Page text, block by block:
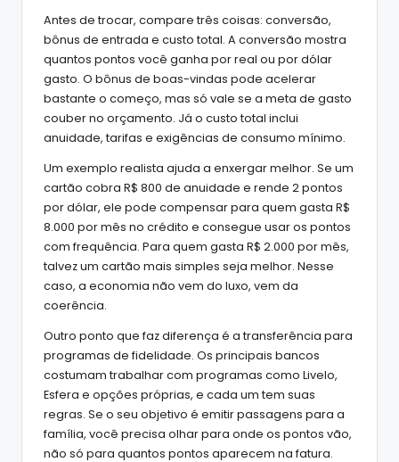
Antes de trocar, compare três coisas: conversão,
bônus de entrada e custo total. A conversão mostra
quantos pontos você ganha por real ou por dólar
gasto. O bônus de boas-vindas pode acelerar
bastante o começo, mas só vale se a meta de gasto
couber no orçamento. Já o custo total inclui
anuidade, tarifas e exigências de consumo mínimo.
Um exemplo realista ajuda a enxergar melhor. Se um
cartão cobra R$ 800 de anuidade e rende 2 pontos
por dólar, ele pode compensar para quem gasta R$
8.000 por mês no crédito e consegue usar os pontos
com frequência. Para quem gasta R$ 2.000 por mês,
talvez um cartão mais simples seja melhor. Nesse
caso, a economia não vem do luxo, vem da
coerência.
Outro ponto que faz diferença é a transferência para
programas de fidelidade. Os principais bancos
costumam trabalhar com programas como Livelo,
Esfera e opções próprias, e cada um tem suas
regras. Se o seu objetivo é emitir passagens para a
família, você precisa olhar para onde os pontos vão,
não só para quantos pontos aparecem na fatura.